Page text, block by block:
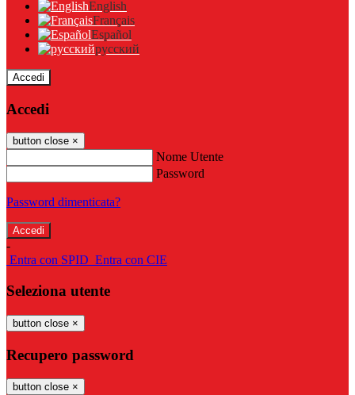
English
Français
Español
русский
Accedi
Accedi
button close ×
Nome Utente
Password
Password dimenticata?
-
Entra con SPID Entra con CIE
Seleziona utente
button close ×
Recupero password
button close ×